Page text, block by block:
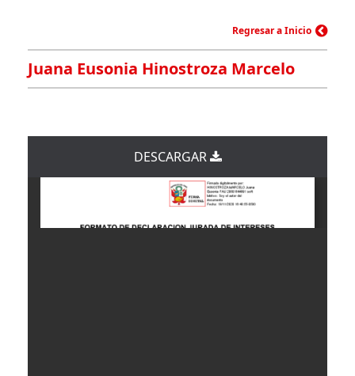
Regresar a Inicio
Juana Eusonia Hinostroza Marcelo
DESCARGAR